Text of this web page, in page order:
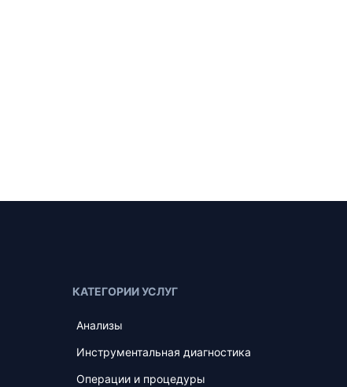
КАТЕГОРИИ УСЛУГ
Анализы
Инструментальная диагностика
Операции и процедуры